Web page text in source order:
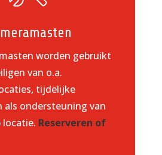
worden gebruikt
van o.a.
tijdelijke
als ondersteuning van
locatie. Reserveren of